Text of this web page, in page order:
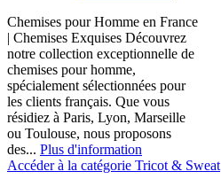
Chemises pour Homme en France
| Chemises Exquises Découvrez
notre collection exceptionnelle de
chemises pour homme,
spécialement sélectionnées pour
les clients français. Que vous
résidiez à Paris, Lyon, Marseille
ou Toulouse, nous proposons
des... Plus d'information
Accéder à la catégorie Tricot & Sweat